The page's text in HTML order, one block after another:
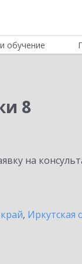
обучение
8
на
, Иркутская